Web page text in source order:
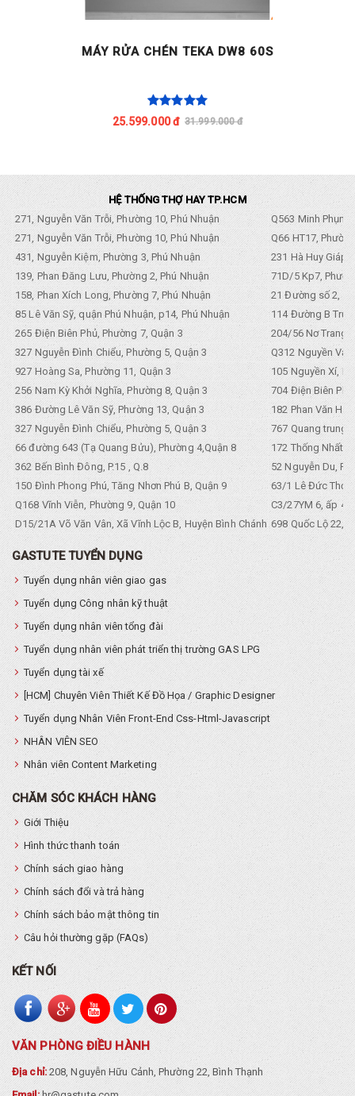
MÁY RỬA CHÉN TEKA DW8 60S
25.599.000 đ 31.999.000 đ
HỆ THỐNG THỢ HAY TP.HCM
271, Nguyễn Văn Trỗi, Phường 10, Phú Nhuận
Q563 Minh
271, Nguyễn Văn Trỗi, Phường 10, Phú Nhuận
Q66 HT17,
431, Nguyễn Kiệm, Phường 3, Phú Nhuận
231 Hà Huy Giáp,
139, Phan Đăng Lưu, Phường 2, Phú Nhuận
71D/5 Kp7,
158, Phan Xích Long, Phường 7, Phú Nhuận
21 Đường số 2,
85 Lê Văn Sỹ, quận Phú Nhuận, p14, Phú Nhuận
114 Đường B
265 Điện Biên Phủ, Phường 7, Quận 3
204/56 Nơ Trang
327 Nguyễn Đình Chiểu, Phường 5, Quận 3
Q312 Nguyền
927 Hoàng Sa, Phường 11, Quận 3
105 Nguyền Xí,
256 Nam Kỳ Khởi Nghĩa, Phường 8, Quận 3
704 Điện Biên
386 Đường Lê Văn Sỹ, Phường 13, Quận 3
182 Phan Văn
327 Nguyễn Đình Chiểu, Phường 5, Quận 3
767 Quang trung,
66 đường 643 (Tạ Quang Bửu), Phường 4,Quận 8
172 Thống Nhất.
362 Bến Bình Đông, P.15 , Q.8
52 Nguyễn Du,
150 Đình Phong Phú, Tăng Nhơn Phú B, Quận 9
63/1 Lê Đức Thọ,
Q168 Vĩnh Viễn, Phường 9, Quận 10
C3/27YM 6, ấp 4,
D15/21A Võ Văn Vân, Xã Vĩnh Lộc B, Huyện Bình Chánh 698 Quốc Lộ 22,
GASTUTE TUYỂN DỤNG
Tuyển dụng nhân viên giao gas
Tuyển dụng Công nhân kỹ thuật
Tuyển dụng nhân viên tổng đài
Tuyển dụng nhân viên phát triển thị trường GAS LPG
Tuyển dụng tài xế
[HCM] Chuyên Viên Thiết Kế Đồ Họa / Graphic Designer
Tuyển dụng Nhân Viên Front-End Css-Html-Javascript
NHÂN VIÊN SEO
Nhân viên Content Marketing
CHĂM SÓC KHÁCH HÀNG
Giới Thiệu
Hình thức thanh toán
Chính sách giao hàng
Chính sách đổi và trả hàng
Chính sách bảo mật thông tin
Câu hỏi thường gặp (FAQs)
KẾT NỐI
VĂN PHÒNG ĐIỀU HÀNH
Địa chỉ:208, Nguyễn Hữu Cảnh, Phường 22, Bình Thạnh